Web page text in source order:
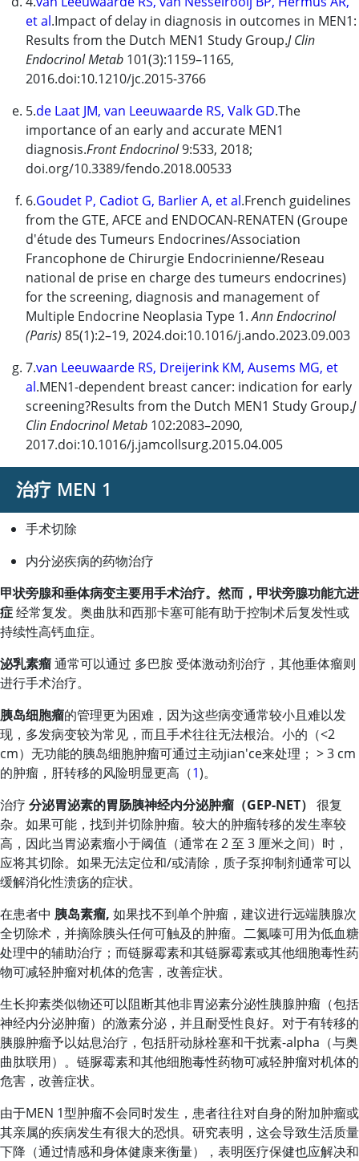
et al.Impact of delay in diagnosis in outcomes in MEN1:
Results from the Dutch MEN1 Study Group.J Clin
Endocrinol Metab 101(3):1159–1165,
2016.doi:10.1210/jc.2015-3766
5.de Laat JM, van Leeuwaarde RS, Valk GD.The
importance of an early and accurate MEN1
diagnosis.Front Endocrinol9:533, 2018;
doi.org/10.3389/fendo.2018.00533
6.Goudet P, Cadiot G, Barlier A, et al.French guidelines
from the GTE, AFCE and ENDOCAN-RENATEN (Groupe
d'étude des Tumeurs Endocrines/Association
Francophone de Chirurgie Endocrinienne/Reseau
national de prise en charge des tumeurs endocrines)
for the screening, diagnosis and management of
Multiple Endocrine Neoplasia Type 1.Ann Endocrinol
(Paris) 85(1):2–19, 2024.doi:10.1016/j.ando.2023.09.003
7.van Leeuwaarde RS, Dreijerink KM, Ausems MG, et
al.MEN1-dependent breast cancer: indication for early
screening?Results from the Dutch MEN1 Study Group.J
Clin Endocrinol Metab 102:2083–2090,
2017.doi:10.1016/j.jamcollsurg.2015.04.005
治疗 MEN 1
手术切除
内分泌疾病的药物治疗
甲状旁腺和垂体病变主要用手术治疗。然而，甲状旁腺功能亢进
症经常复发。奥曲肽和西那卡塞可能有助于控制术后复发性或
持续性高钙血症。
泌乳素瘤通常可以通过 多巴胺 受体激动剂治疗，其他垂体瘤则
进行手术治疗。
胰岛细胞瘤的管理更为困难，因为这些病变通常较小且难以发
现，多发病变较为常见，而且手术往往无法根治。小的（<2
cm）无功能的胰岛细胞肿瘤可通过主动jian'ce来处理； > 3 cm
的肿瘤，肝转移的风险明显更高（1)。
治疗 分泌胃泌素的胃肠胰神经内分泌肿瘤（GEP-NET） 很复
杂。如果可能，找到并切除肿瘤。较大的肿瘤转移的发生率较
高，因此当胃泌素瘤小于阈值（通常在 2 至 3 厘米之间）时，
应将其切除。如果无法定位和/或清除，质子泵抑制剂通常可以
缓解消化性溃疡的症状。
在患者中 胰岛素瘤, 如果找不到单个肿瘤，建议进行远端胰腺次
全切除术，并摘除胰头任何可触及的肿瘤。二氮嗪可用为低血糖
处理中的辅助治疗；而链脲霉素和其链脲霉素或其他细胞毒性药
物可减轻肿瘤对机体的危害，改善症状。
生长抑素类似物还可以阻断其他非胃泌素分泌性胰腺肿瘤（包括
神经内分泌肿瘤）的激素分泌，并且耐受性良好。对于有转移的
胰腺肿瘤予以姑息治疗，包括肝动脉栓塞和干扰素-alpha（与奥
曲肽联用）。链脲霉素和其他细胞毒性药物可减轻肿瘤对机体的
危害，改善症状。
由于MEN 1型肿瘤不会同时发生，患者往往对自身的附加肿瘤或
其亲属的疾病发生有很大的恐惧。研究表明，这会导致生活质量
下降（通过情感和身体健康来衡量），表明医疗保健也应解决和